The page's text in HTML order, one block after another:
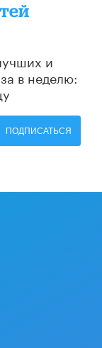
и
в неделю:
ПОДПИСАТЬСЯ